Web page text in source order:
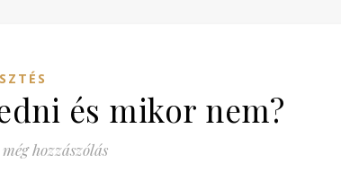
és mikor nem?
hozzászólás